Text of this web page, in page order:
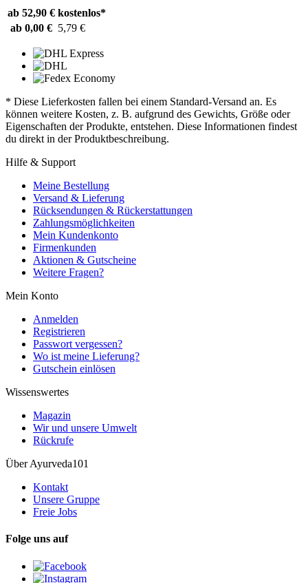
ab 52,90 € kostenlos*
ab 0,00 € 5,79 €
* Diese Lieferkosten fallen bei einem Standard-Versand an. Es
können weitere Kosten, z. B. aufgrund des Gewichts, Größe oder
Eigenschaften der Produkte, entstehen. Diese Informationen findest
du direkt in der Produktbeschreibung.
Hilfe & Support
Meine Bestellung
Versand & Lieferung
Rücksendungen & Rückerstattungen
Zahlungsmöglichkeiten
Mein Kundenkonto
Firmenkunden
Aktionen & Gutscheine
Weitere Fragen?
Mein Konto
Anmelden
Registrieren
Passwort vergessen?
Wo ist meine Lieferung?
Gutschein einlösen
Wissenswertes
Magazin
Wir und unsere Umwelt
Rückrufe
Über Ayurveda101
Kontakt
Unsere Gruppe
Freie Jobs
Folge uns auf